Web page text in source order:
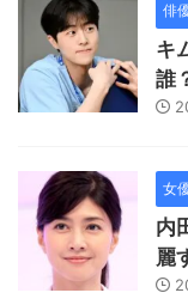
俳
キ
誰
女
内
麗